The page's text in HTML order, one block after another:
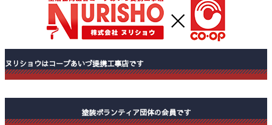
ヌリショウはコープあいづ提携工事店です
塗装ボランティア団体の会員です